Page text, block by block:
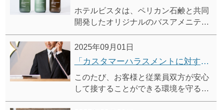
ホテルビスタは、ペリカン石鹸と共同
開発したオリジナルのバスアメニティ
を導入しました。
心地よい泡立ちと香りの移ろいをお愉
しみいただけます。
2025年09月01日
「カスタマーハラスメントに対する基本方針」および「利用規則」策定に関するお知らせ
このたび、お客様と従業員双方が安心
して接することができる環境を守るた
め、「カスタマーハラスメントに対す